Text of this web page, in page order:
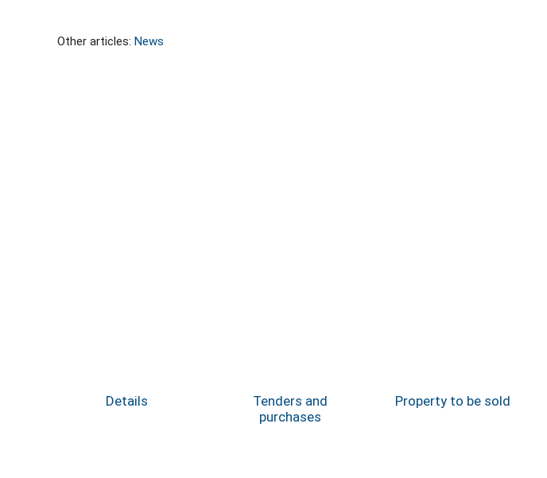
Other articles: News
Details
Tenders and
purchases
Property to be sold